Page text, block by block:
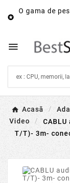

O gama de

Acasă
Video
T/T)- 3m-